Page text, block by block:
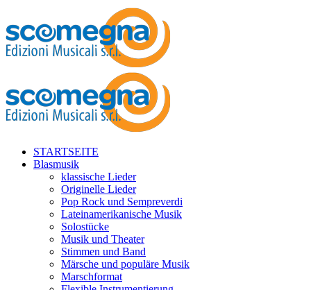
STARTSEITE
Blasmusik
klassische Lieder
Originelle Lieder
Pop Rock und Sempreverdi
Lateinamerikanische Musik
Solostücke
Musik und Theater
Stimmen und Band
Märsche und populäre Musik
Marschformat